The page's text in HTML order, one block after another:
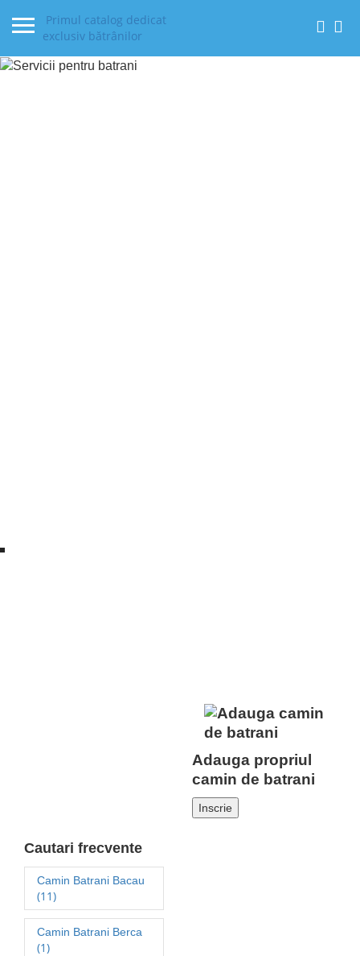
Primul catalog dedicat
exclusiv bătrânilor
Cautari frecvente
Camin Batrani Bacau
(11)
Camin Batrani Berca
(1)
Adauga propriul
camin de batrani
Inscrie